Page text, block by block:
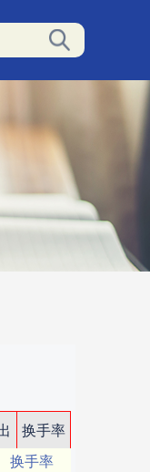
换手率
换手率